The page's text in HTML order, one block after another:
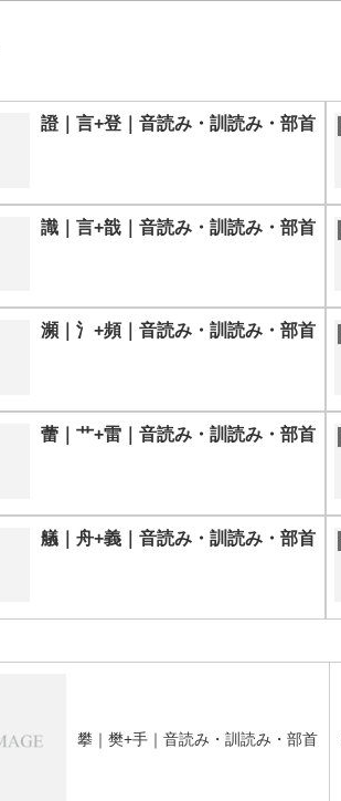
證｜言+登｜音読み・訓読み・部首
識｜言+戠｜音読み・訓読み・部首
瀕｜氵+頻｜音読み・訓読み・部首
蕾｜艹+雷｜音読み・訓読み・部首
艤｜舟+義｜音読み・訓読み・部首
攀｜樊+手｜音読み・訓読み・部首